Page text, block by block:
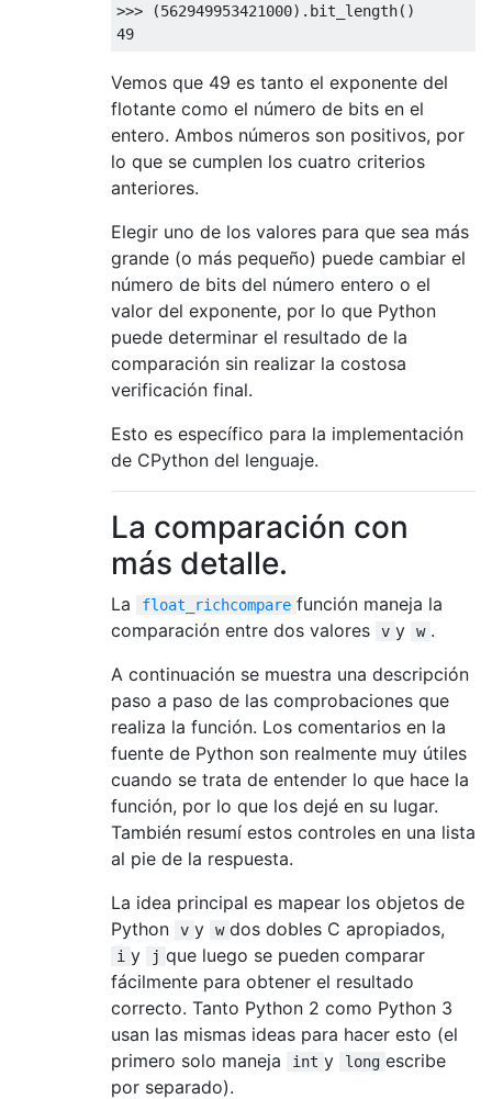
>>>
(562949953421000). bit_length()
49
Vemos que 49 es tanto el exponente del
flotante como el número de bits en el
entero. Ambos números son positivos, por
lo que se cumplen los cuatro criterios
anteriores.
Elegir uno de los valores para que sea más
grande (o más pequeño) puede cambiar el
número de bits del número entero o el
valor del exponente, por lo que Python
puede determinar el resultado de la
comparación sin realizar la costosa
verificación final.
Esto es específico para la implementación
de CPython del lenguaje.
La comparación con
más detalle.
La float_richcompare función maneja la
comparación entre dos valores
v y w .
A continuación se muestra una descripción
paso a paso de las comprobaciones que
realiza la función. Los comentarios en la
fuente de Python son realmente muy útiles
cuando se trata de entender lo que hace la
función, por lo que los dejé en su lugar.
También resumí estos controles en una lista
al pie de la respuesta.
La idea principal es mapear los objetos de
Python
v y w dos dobles C apropiados,
i y j que luego se pueden comparar
fácilmente para obtener el resultado
correcto. Tanto Python 2 como Python 3
usan las mismas ideas para hacer esto (el
primero solo maneja
int y long escribe
por separado).